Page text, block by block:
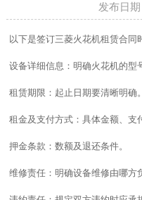
发布日
以下是签订三菱火花机租赁合同
设备详细信息：明确火花机的型
租赁期限：起止日期要清晰明确。
租金及支付方式：具体金额、支
押金条款：数额及退还条件。
维修责任：明确设备维修由哪方